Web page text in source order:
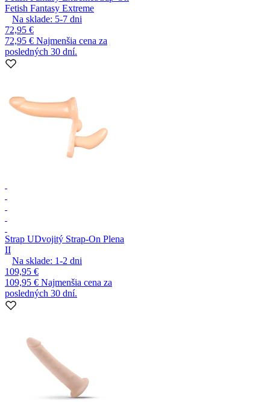
Fetish Fantasy Extreme
Na sklade: 5-7 dni
72,95 €
72,95 € Najmenšia cena za
posledných 30 dní.
Strap UDvojitý Strap-On Plena
II
Na sklade: 1-2 dni
109,95 €
109,95 € Najmenšia cena za
posledných 30 dní.